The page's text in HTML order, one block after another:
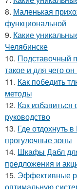
8. Маленькая
функциональной
9. Какие
Челябинске
10. Подставочный
такое и для чего
11. Как победить
методы
12. Как избавиться
руководство
13. Где отдохнуть
прогулочные зоны
14. Шкафы Дабл
предложения и
15. Эффективные
оптимальную